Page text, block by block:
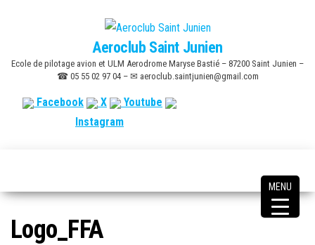
content
Aeroclub Saint Junien
Ecole de pilotage avion et ULM Aerodrome Maryse Bastié – 87200 Saint Junien –
☎ 05 55 02 97 04 – ✉ aeroclub.saintjunien@gmail.com
Facebook X
Youtube
Instagram
Logo_FFA
MENU